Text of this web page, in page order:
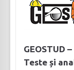
GEOSTUD
Teste și